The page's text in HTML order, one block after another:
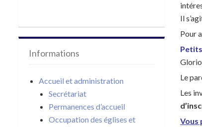
Informations
Accueil et administration
Secrétariat
Permanences d’accueil
Occupation des églises et
Il
Pour
Le
Les
Vous